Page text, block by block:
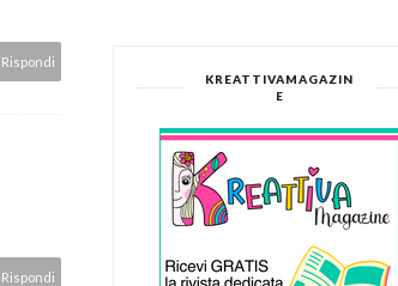
Rispondi
Rispondi
KREATTIVAMAGAZIN
E